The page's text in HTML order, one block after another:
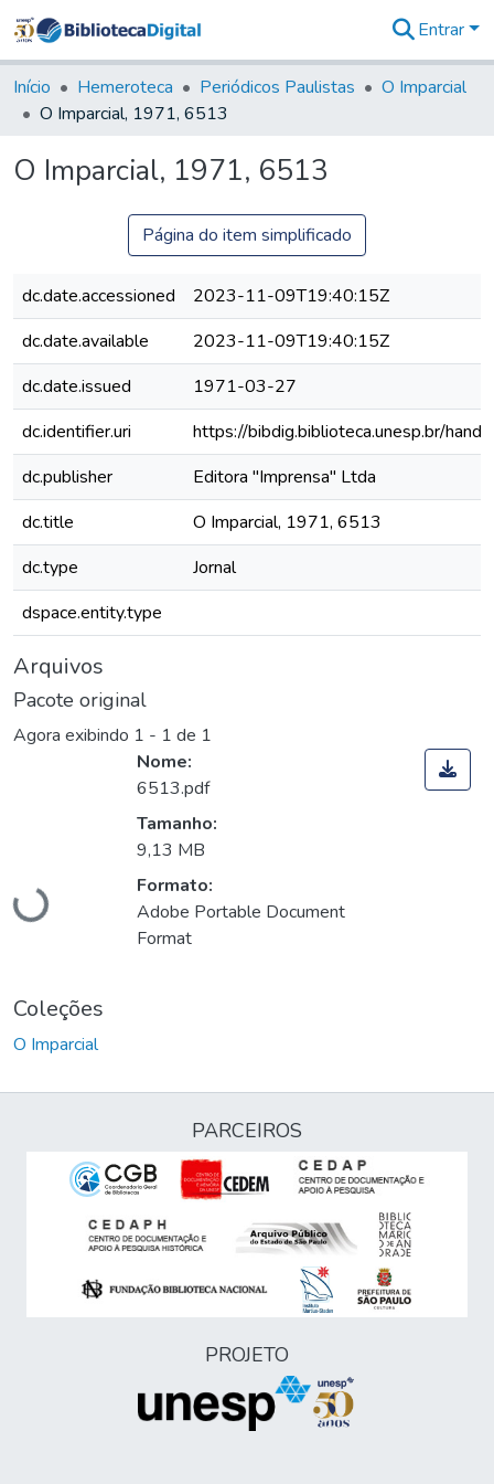
&
Coleções
Tudo na
Digital
Entrar
Início Hemeroteca Periódicos Paulistas
O Imparcial
O Imparcial, 1971, 6513
O Imparcial, 1971, 6513
Página do item simplificado
dc.date.accessioned
2023-11-09T19:40:15Z
dc.date.available
2023-11-09T19:40:15Z
dc.date.issued
1971-03-27
dc.identifier.uri
https://bibdig.biblioteca.unesp.br/
dc.publisher
Editora "Imprensa" Ltda
dc.title
O Imparcial, 1971, 6513
dc.type
Jornal
dspace.entity.type
Arquivos
Pacote original
Agora exibindo 1 - 1 de 1
Carregando...
Nome:
6513.pdf
Tamanho:
9,13 MB
Formato:
Adobe Portable Document
Format
Coleções
O Imparcial
PARCEIROS
PROJETO